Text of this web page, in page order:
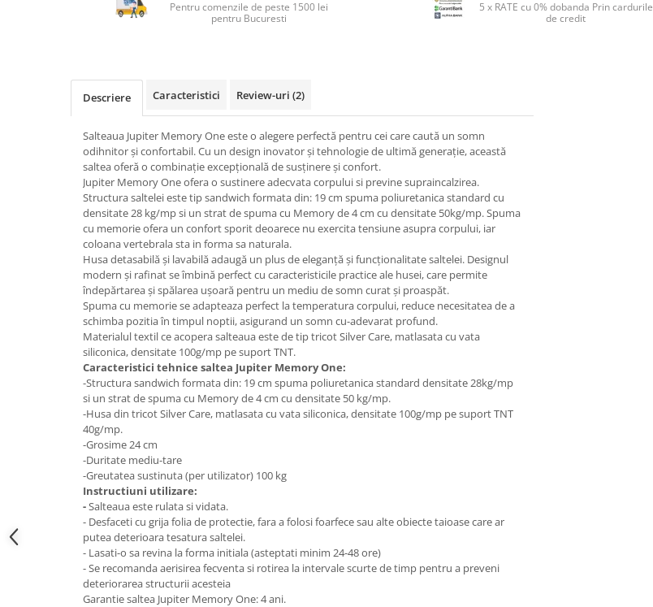
Saltele cu plasa de arcuri
Saltele cu spuma
Scaune pentru bucatarie
Mobila bucatarie
Suporturi si rafturi pantofi
Portmantouri
Seturi mobilier hol
Stender haine
Suport pentru umerase
Mobilier gradinita
Mese gradinita
Scaune gradinita
Set mese si scaune gradinita
Mobilier copii
Mobila camera copii
Scaune birou pentru copii
Saltele patuturi copii
Paturi copii
Masa si scaune gradinita
Seturi comode living si dormitor
Pentru comenzile de peste 1500 lei
pentru Bucuresti
5 x RATE cu 0% dobanda Prin cardurile
de credit
Descriere Caracteristici Review-uri (2)
Salteaua Jupiter Memory One este o alegere perfectă pentru cei care caută un somn
odihnitor și confortabil. Cu un design inovator și tehnologie de ultimă generație, această
saltea oferă o combinație excepțională de susținere și confort.
Jupiter Memory One ofera o sustinere adecvata corpului si previne supraincalzirea.
Structura saltelei este tip sandwich formata din: 19 cm spuma poliuretanica standard cu
densitate 28 kg/mp si un strat de spuma cu Memory de 4 cm cu densitate 50kg/mp. Spuma
cu memorie ofera un confort sporit deoarece nu exercita tensiune asupra corpului, iar
coloana vertebrala sta in forma sa naturala.
Husa detasabilă și lavabilă adaugă un plus de eleganță și funcționalitate saltelei. Designul
modern și rafinat se îmbină perfect cu caracteristicile practice ale husei, care permite
îndepărtarea și spălarea ușoară pentru un mediu de somn curat și proaspăt.
Spuma cu memorie se adapteaza perfect la temperatura corpului, reduce necesitatea de a
schimba pozitia în timpul noptii, asigurand un somn cu-adevarat profund.
Materialul textil ce acopera salteaua este de tip tricot Silver Care, matlasata cu vata
siliconica, densitate 100g/mp pe suport TNT.
Caracteristici tehnice saltea Jupiter Memory One:
-Structura sandwich formata din: 19 cm spuma poliuretanica standard densitate 28kg/mp
si un strat de spuma cu Memory de 4 cm cu densitate 50 kg/mp.
-Husa din tricot Silver Care, matlasata cu vata siliconica, densitate 100g/mp pe suport TNT
40g/mp.
-Grosime 24 cm
-Duritate mediu-tare
-Greutatea sustinuta (per utilizator) 100 kg
Instructiuni utilizare:
-Salteaua este rulata si vidata.
- Desfaceti cu grija folia de protectie, fara a folosi foarfece sau alte obiecte taioase care ar
putea deterioara tesatura saltelei.
- Lasati-o sa revina la forma initiala (asteptati minim 24-48 ore)
- Se recomanda aerisirea fecventa si rotirea la intervale scurte de timp pentru a preveni
deteriorarea structurii acesteia
Garantie saltea Jupiter Memory One: 4 ani.